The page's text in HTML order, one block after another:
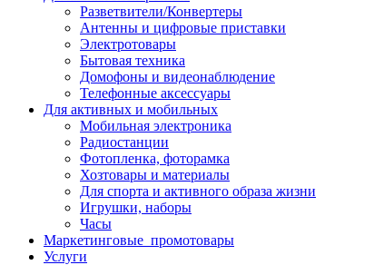
Разветвители/Конвертеры
Антенны и цифровые приставки
Электротовары
Бытовая техника
Домофоны и видеонаблюдение
Телефонные аксессуары
Для активных и мобильных
Мобильная электроника
Радиостанции
Фотопленка, фоторамка
Хозтовары и материалы
Для спорта и активного образа жизни
Игрушки, наборы
Часы
Маркетинговые_промотовары
Услуги